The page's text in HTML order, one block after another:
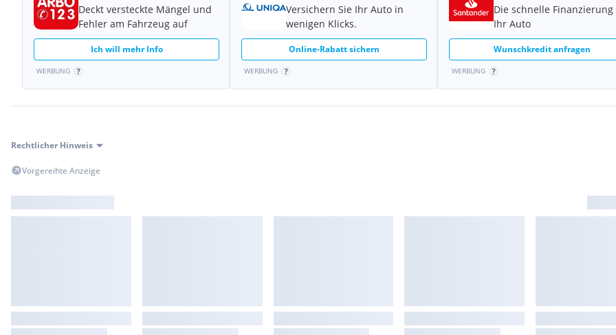
Individualisierungspaket
Kabelloses Ladesystem für mobile Endgeräte vorne
KEYLESS-GO
Komfort-Fahrwerk mit Tieferlegung
Komfortsitze
Lenkradheizung
MBUX Navigation Premium
MULTIBEAM LED
Progressive Line Advanced
Spiegel-Paket
Park-Paket mit Rückfahrkamera
4-Wege-Lordosenstütze
LED High Performance-Scheinwerfer mit Adaptivem Fernlicht-Assistenten
Remote Services
Sitzheizung für Fahrer und Beifahrer
Deckt versteckte Mängel und
Fehler am Fahrzeug auf
Ich will mehr Info
WERBUNG
Versichern Sie Ihr Auto in
wenigen Klicks.
Online-Rabatt sichern
WERBUNG
Die schnelle
Ihr Auto
Wunschkredit anfragen
WERBUNG
Rechtlicher Hinweis
Vorgereihte Anzeige